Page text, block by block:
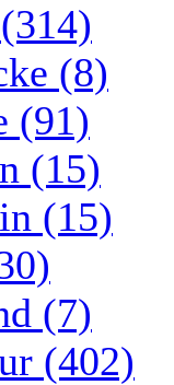
(8)
(91)
(15)
(15)
(7)
(402)